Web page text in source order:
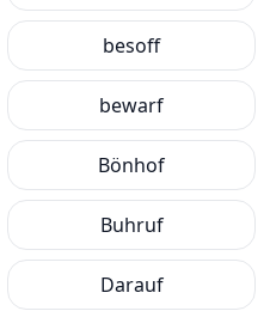
besoff
bewarf
Bönhof
Buhruf
Darauf